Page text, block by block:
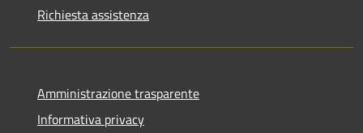
Richiesta assistenza
Amministrazione trasparente
Informativa privacy